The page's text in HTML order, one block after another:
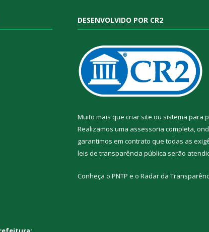
DESENVOLVIDO POR CR2
Muito mais que criar site ou sistema para
Realizamos uma assessoria completa,
garantimos em contrato que todas as
leis de transparência pública serão
Conheça o PNTP e o Radar da